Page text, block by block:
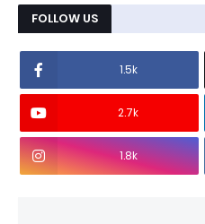
FOLLOW US
1.5k
2.7k
1.8k